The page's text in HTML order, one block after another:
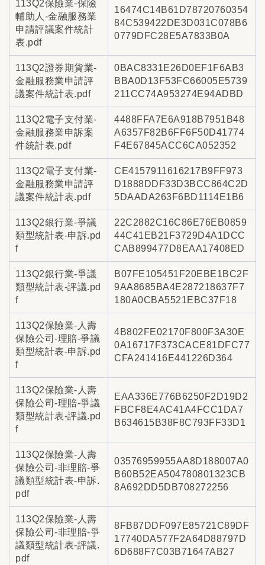
113Q2保險業-保險
輔助人-金融服務業
申請評議案件統計
表.pdf
16474C14B61D78720760354
84C539422DE3D031C078B6
0779DFC28E5A7833B0A
113Q2證券期貨業-
金融服務業申請評
議案件統計表.pdf
0BAC8331E26D0EF1F6AB3
BBA0D13F53FC66005E5739
211CC74A953274E94ADBD
113Q2電子支付業-
金融服務業申訴案
件統計表.pdf
4488FFA7E6A918B7951B48
A6357F82B6FF6F50D41774
F4E67845ACC6CA052352
113Q2電子支付業-
金融服務業申請評
議案件統計表.pdf
CE4157911616217B9FF973
D1888DDF33D3BCC864C2D
5DAADA263F6BD1114E1B6
113Q2銀行業-爭議
類型統計表-申訴.pd
f
22C2882C16C86E76EB0859
44C41EB21F3729D4A1DCC
CAB899477D8EAA17408ED
113Q2銀行業-爭議
類型統計表-評議.pd
f
B07FE105451F20EBE1BC2F
9AA8685BA4E287218637F7
180A0CBA5521EBC37F18
113Q2保險業-人壽
保險公司-理賠-爭議
類型統計表-申訴.pd
f
4B802FE02170F800F3A30E
0A16717F373CACE81DFC77
CFA241416E441226D364
113Q2保險業-人壽
保險公司-理賠-爭議
類型統計表-評議.pd
f
EAA336E776B6250F2D19D2
FBCF8E4AC41A4FCC1DA7
B634615B38F8C793FF33D1
113Q2保險業-人壽
保險公司-非理賠-爭
議類型統計表-申訴.
pdf
03576959955AA8D188007A0
B60B52EA504780801323CB
8A692DD5DB708272256
113Q2保險業-人壽
保險公司-非理賠-爭
議類型統計表-評議.
pdf
8FB87DDF097E85721C89DF
17740DA577F2A64D88797D
6D688F7C03B71647AB27